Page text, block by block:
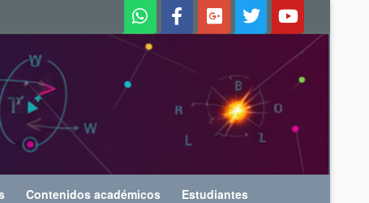
Contenidos académicos Estudiantes